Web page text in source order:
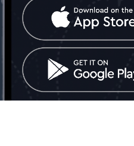
Επικοινωνήστε μαζί μας
Ηνωμένο Βασίλειο: Λονδίνο
Τηλ: +442030340050
info@mobinex.com
Επικοινωνήστε μαζί μας